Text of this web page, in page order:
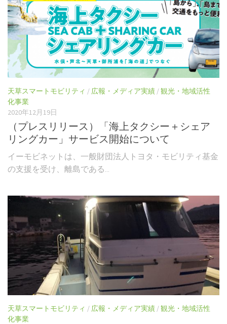
天草スマートモビリティ / 広報・メディア実績 /観光・地域活性
化事業
2020年12月19日
（プレスリリース）「海上タクシー＋シェア
リングカー」サービス開始について
イーモビネットは、一般財団法人トヨタ・モビリティ基金
の支援を受け、離島である...
天草スマートモビリティ / 広報・メディア実績 /観光・地域活性
化事業